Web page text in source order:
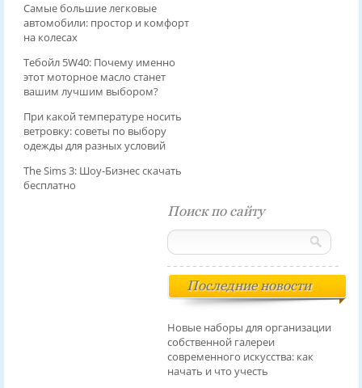
Самые большие легковые
автомобили: простор и комфорт
на колесах
Тебойл 5W40: Почему именно
этот моторное масло станет
вашим лучшим выбором?
При какой температуре носить
ветровку: советы по выбору
одежды для разных условий
The Sims 3: Шоу-Бизнес скачать
бесплатно
Поиск по сайту
Последние новости
Новые наборы для организации
собственной галереи
современного искусства: как
начать и что учесть